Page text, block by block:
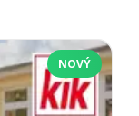
NOVÝ